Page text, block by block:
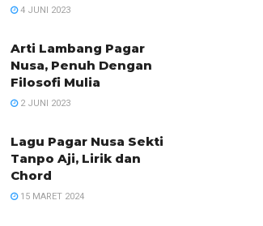
4 JUNI 2023
Arti Lambang Pagar
Nusa, Penuh Dengan
Filosofi Mulia
2 JUNI 2023
Lagu Pagar Nusa Sekti
Tanpo Aji, Lirik dan
Chord
15 MARET 2024